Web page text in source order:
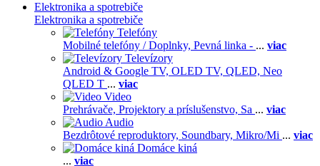
Elektronika a spotrebiče
Elektronika a spotrebiče
Telefóny
Mobilné telefóny / Doplnky, Pevná linka - ... viac
Televízory
Android & Google TV, OLED TV, QLED, Neo
QLED T ... viac
Video
Prehrávače, Projektory a príslušenstvo, Sa ... viac
Audio
Bezdrôtové reproduktory, Soundbary, Mikro/Mi ... viac
Domáce kiná
... viac